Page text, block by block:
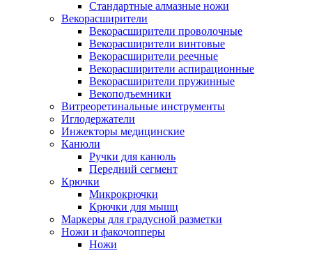
Стандартные алмазные ножи
Векорасширители
Векорасширители проволочные
Векорасширители винтовые
Векорасширители реечные
Векорасширители аспирационные
Векорасширители пружинные
Векоподъемники
Витреоретинальные инструменты
Иглодержатели
Инжекторы медицинские
Канюли
Ручки для канюль
Передний сегмент
Крючки
Микрокрючки
Крючки для мышц
Маркеры для градусной разметки
Ножи и факочопперы
Ножи